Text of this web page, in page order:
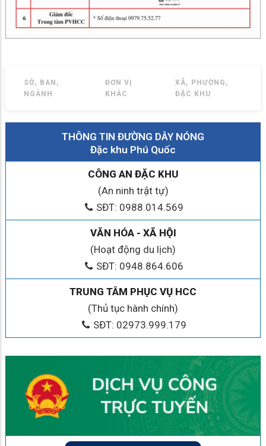
SỞ, BAN,
NGÀNH
ĐƠN VỊ
KHÁC
XÃ, PHƯỜNG,
ĐẶC KHU
THÔNG TIN ĐƯỜNG DÂY NÓNG
Đặc khu Phú Quốc
CÔNG AN ĐẶC KHU
(An ninh trật tự)
SĐT: 0988.014.569
VĂN HÓA - XÃ HỘI
(Hoạt động du lịch)
SĐT: 0948.864.606
TRUNG TÂM PHỤC VỤ HCC
(Thủ tục hành chính)
SĐT: 02973.999.179